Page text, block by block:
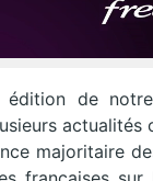
édition de
majoritaire